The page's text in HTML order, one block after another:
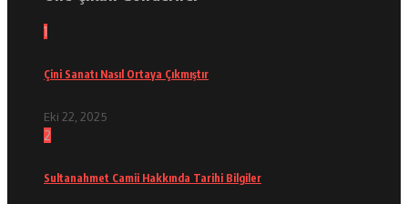
1
Çini Sanatı Nasıl Ortaya Çıkmıştır
Eki 22, 2025
2
Sultanahmet Camii Hakkında Tarihi Bilgiler